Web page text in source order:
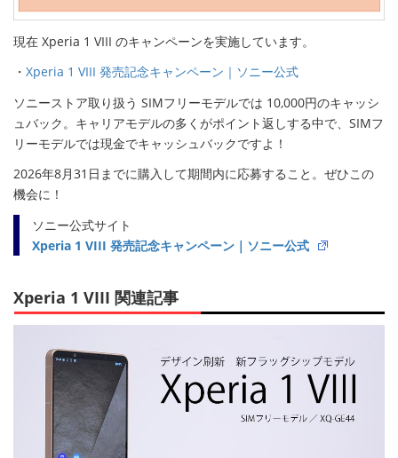
現在 Xperia 1 VIII のキャンペーンを実施しています。
・ Xperia 1 VIII 発売記念キャンペーン｜ソニー公式
ソニーストア取り扱う SIMフリーモデルでは 10,000円のキャッシ
ュバック。キャリアモデルの多くがポイント返しする中で、SIMフ
リーモデルでは現金でキャッシュバックですよ！
2026年8月31日までに購入して期間内に応募すること。ぜひこの
機会に！
ソニー公式サイト
Xperia 1 VIII 発売記念キャンペーン｜ソニー公式
Xperia 1 VIII 関連記事